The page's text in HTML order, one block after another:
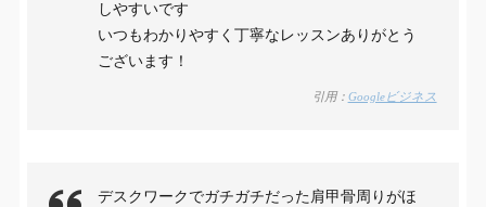
しやすいです
いつもわかりやすく丁寧なレッスンありがとう
ございます！
引用： Googleビジネス
デスクワークでガチガチだった肩甲骨周りがほ